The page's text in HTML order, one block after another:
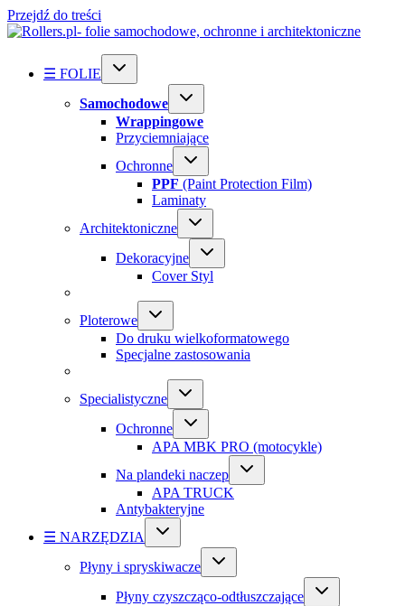
Przejdź do treści
☰ FOLIE
Samochodowe
Wrappingowe
Przyciemniające
Ochronne
PPF (Paint Protection Film)
Laminaty
Architektoniczne
Dekoracyjne
Cover Styl
Ploterowe
Do druku wielkoformatowego
Specjalne zastosowania
Specialistyczne
Ochronne
APA MBK PRO (motocykle)
Na plandeki naczep
APA TRUCK
Antybakteryjne
☰ NARZĘDZIA
Płyny i spryskiwacze
Płyny czyszcząco-odtłuszczające